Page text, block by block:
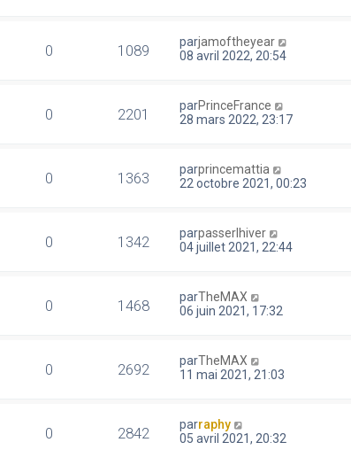
0 1089 parjamoftheyear
08 avril 2022, 20:54
0 2201 parPrinceFrance
28 mars 2022, 23:17
0 1363 parprincemattia
22 octobre 2021, 00:23
0 1342 parpasserlhiver
04 juillet 2021, 22:44
0 1468 parTheMAX
06 juin 2021, 17:32
0 2692 parTheMAX
11 mai 2021, 21:03
0 2842 parraphy
05 avril 2021, 20:32